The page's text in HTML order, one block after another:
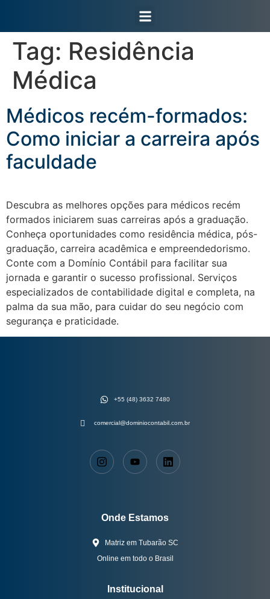
Tag: Residência
Médica
Médicos recém-formados:
Como iniciar a carreira após
faculdade
Descubra as melhores opções para médicos recém
formados iniciarem suas carreiras após a graduação.
Conheça oportunidades como residência médica, pós-
graduação, carreira acadêmica e empreendedorismo.
Conte com a Domínio Contábil para facilitar sua
jornada e garantir o sucesso profissional. Serviços
especializados de contabilidade digital e completa, na
palma da sua mão, para cuidar do seu negócio com
segurança e praticidade.
+55 (48) 3632 7480
comercial@dominiocontabil.com.br
Onde Estamos
Matriz em Tubarão SC
Online em todo o Brasil
Institucional